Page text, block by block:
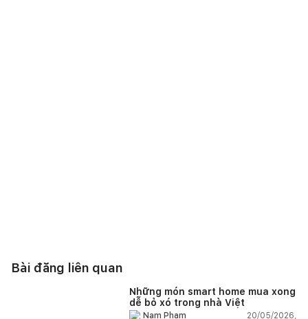
Bài đăng liên quan
Những món smart home mua xong
dễ bỏ xó trong nhà Việt
Nam Phạm
20/05/2026,